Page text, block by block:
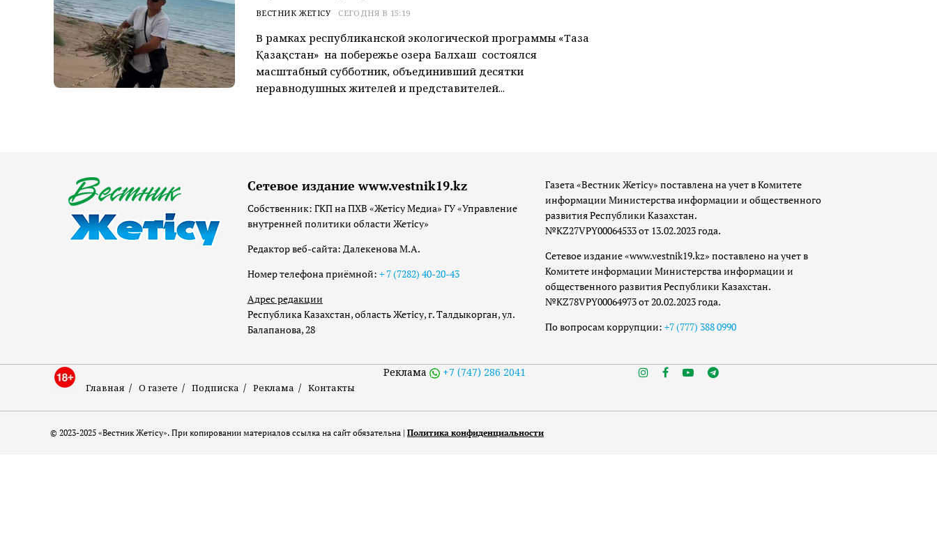
ВЕСТНИК ЖЕТІСУ СЕГОДНЯ В 15:19
В рамках республиканской экологической программы «Таза
Қазақстан» на побережье озера Балхаш состоялся
масштабный субботник, объединивший десятки
неравнодушных жителей и представителей...
Сетевое издание www.vestnik19.kz
Собственник: ГКП на ПХВ «Жетісу Медиа» ГУ «Управление
внутренней политики области Жетісу»
Редактор веб-сайта: Далекенова М.А.
Номер телефона приёмной: + 7 (7282) 40-20-43
Адрес редакции
Республика Казахстан, область Жетісу, г. Талдыкорган, ул.
Балапанова, 28
Газета «Вестник Жетісу» поставлена на учет в Комитете
информации Министерства информации и общественного
развития Республики Казахстан.
№KZ27VPY00064533 от 13.02.2023 года.
Сетевое издание «www.vestnik19.kz» поставлено на учет в
Комитете информации Министерства информации и
общественного развития Республики Казахстан.
№KZ78VPY00064973 от 20.02.2023 года.
По вопросам коррупции: +7 (777) 388 0990
Главная О газете Подписка Реклама Контакты
Реклама +7 (747) 286 2041
© 2023-2025 «Вестник Жетісу». При копировании материалов ссылка на сайт обязательна | Политика конфиденциальности